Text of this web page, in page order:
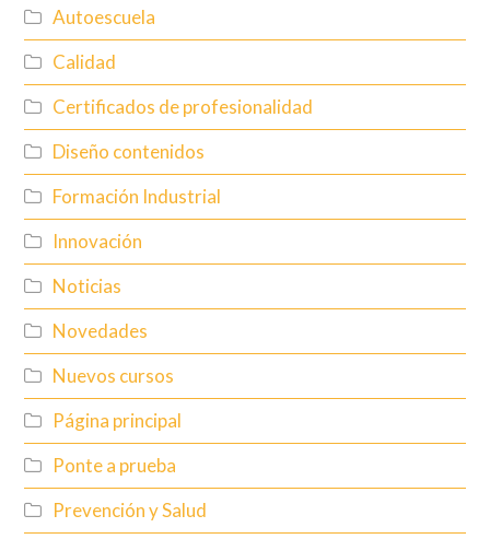
Autoescuela
Calidad
Certificados de profesionalidad
Diseño contenidos
Formación Industrial
Innovación
Noticias
Novedades
Nuevos cursos
Página principal
Ponte a prueba
Prevención y Salud